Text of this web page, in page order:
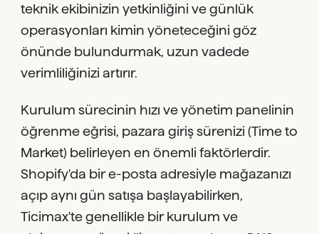
teknik ekibinizin yetkinliğini ve günlük
operasyonları kimin yöneteceğini göz
önünde bulundurmak, uzun vadede
verimliliğinizi artırır.
Kurulum sürecinin hızı ve yönetim panelinin
öğrenme eğrisi, pazara giriş sürenizi (Time to
Market) belirleyen en önemli faktörlerdir.
Shopify'da bir e-posta adresiyle mağazanızı
açıp aynı gün satışa başlayabilirken,
Ticimax'te genellikle bir kurulum ve